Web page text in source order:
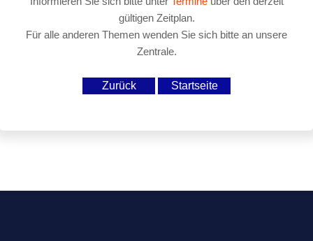
gültigen Zeitplan.
Für alle anderen Themen wenden Sie sich bitte an unsere
Zentrale.
Zurück Startseite